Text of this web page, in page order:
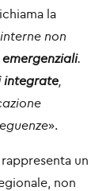
la
non
.
integrate
».
un
non